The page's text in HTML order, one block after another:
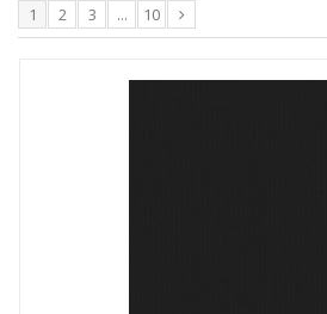
1 2 3 ... 10